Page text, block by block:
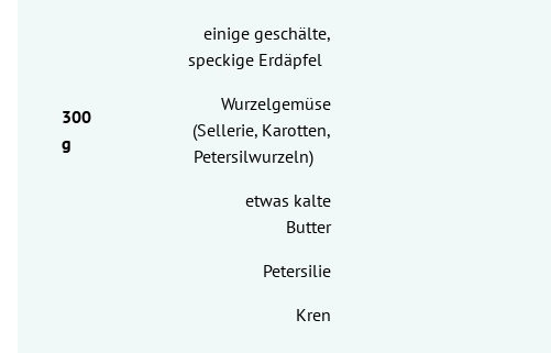
einige geschälte,
speckige Erdäpfel
Wurzelgemüse
(Sellerie, Karotten,
Petersilwurzeln)
etwas kalte
Butter
Petersilie
Kren